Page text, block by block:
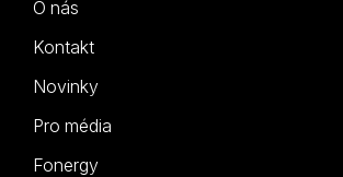
O nás
Kontakt
Novinky
Pro média
Fonergy